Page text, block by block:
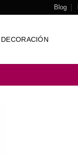
Blog
DECORACIÓN